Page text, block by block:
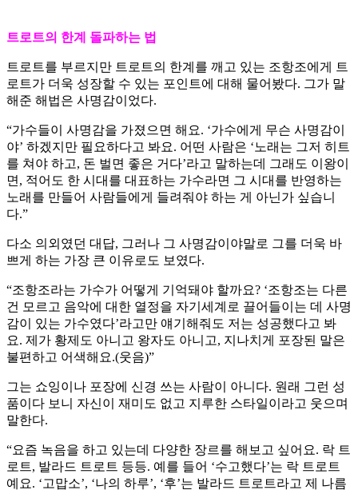
트로트의 한계 돌파하는 법
트로트를 부르지만 트로트의 한계를 깨고 있는 조항조에게 트
로트가 더욱 성장할 수 있는 포인트에 대해 물어봤다. 그가 말
해준 해법은 사명감이었다.
“가수들이 사명감을 가졌으면 해요. ‘가수에게 무슨 사명감이
야’ 하겠지만 필요하다고 봐요. 어떤 사람은 ‘노래는 그저 히트
를 쳐야 하고, 돈 벌면 좋은 거다’라고 말하는데 그래도 이왕이
면, 적어도 한 시대를 대표하는 가수라면 그 시대를 반영하는
노래를 만들어 사람들에게 들려줘야 하는 게 아닌가 싶습니
다.”
다소 의외였던 대답, 그러나 그 사명감이야말로 그를 더욱 바
쁘게 하는 가장 큰 이유로도 보였다.
“조항조라는 가수가 어떻게 기억돼야 할까요? ‘조항조는 다른
건 모르고 음악에 대한 열정을 자기세계로 끌어들이는 데 사명
감이 있는 가수였다’라고만 얘기해줘도 저는 성공했다고 봐
요. 제가 황제도 아니고 왕자도 아니고, 지나치게 포장된 말은
불편하고 어색해요.(웃음)”
그는 쇼잉이나 포장에 신경 쓰는 사람이 아니다. 원래 그런 성
품이다 보니 자신이 재미도 없고 지루한 스타일이라고 웃으며
말한다.
“요즘 녹음을 하고 있는데 다양한 장르를 해보고 싶어요. 락 트
로트, 발라드 트로트 등등. 예를 들어 ‘수고했다’는 락 트로트
예요. ‘고맙소’, ‘나의 하루’, ‘후’는 발라드 트로트라고 제 나름